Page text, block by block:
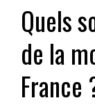
Quels
de la
France